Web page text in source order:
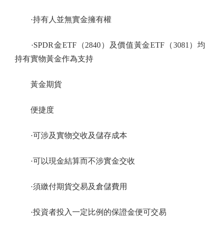
·持有人並無實金擁有權
·SPDR金ETF（2840）及價值黃金ETF（3081）均
持有實物黃金作為支持
黃金期貨
便捷度
·可涉及實物交收及儲存成本
·可以現金結算而不涉實金交收
·須繳付期貨交易及倉儲費用
·投資者投入一定比例的保證金便可交易